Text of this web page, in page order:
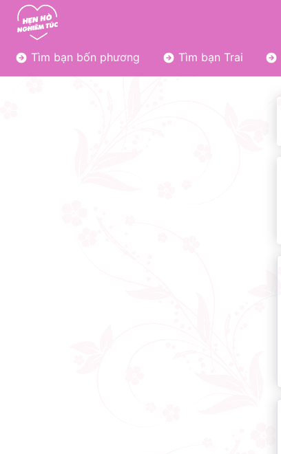
Tìm bạn bốn phương Tìm bạn Trai